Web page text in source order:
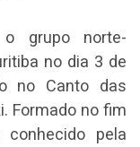
grupo norte-
no dia 3 de
no Canto das
Formado no fim
pela